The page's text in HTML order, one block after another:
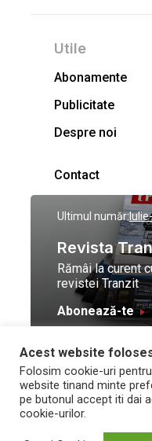
Utile
Abonamente
Publicitate
Despre noi
Contact
Ultimul număr:
Revista
Rămâi la curent
revistei Tranzit
Abonează-te
© Toate drepturile
rezervate Trafic Media
2026
Acest website
Folosim cookie-uri
website tinand minte
pe butonul accept iti dai
cookie-urilor.